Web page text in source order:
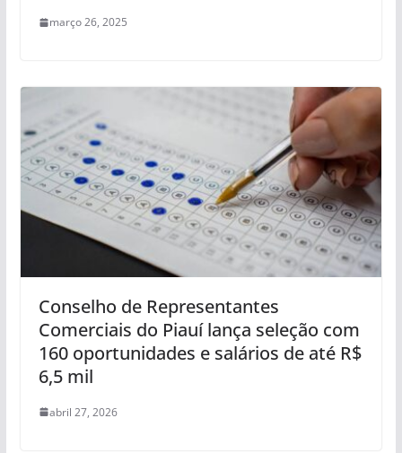
março 26, 2025
Conselho de Representantes
Comerciais do Piauí lança seleção com
160 oportunidades e salários de até R$
6,5 mil
abril 27, 2026